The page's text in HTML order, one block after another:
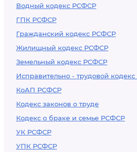
Водный кодекс РСФСР
ГПК РСФСР
Гражданский кодекс РСФСР
Жилищный кодекс РСФСР
Земельный кодекс РСФСР
Исправительно - трудовой
КоАП РСФСР
Кодекс законов о труде
Кодекс о браке и семье РСФСР
УК РСФСР
УПК РСФСР